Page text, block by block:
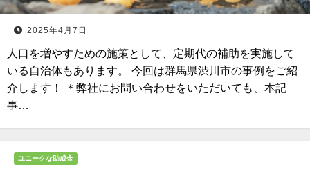
2025年4月7日
人口を増やすための施策として、定期代の補助を実施して
いる自治体もあります。 今回は群馬県渋川市の事例をご紹
介します！ ＊弊社にお問い合わせをいただいても、本記
事…
ユニークな助成金